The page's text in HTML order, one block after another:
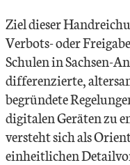
Ziel dieser
Verbots- oder
Schulen in Sachsen-
differenzierte,
begründete
digitalen Geräten zu
versteht sich als
einheitlichen